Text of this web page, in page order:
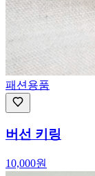
패션용품
버선 키링
10,000원